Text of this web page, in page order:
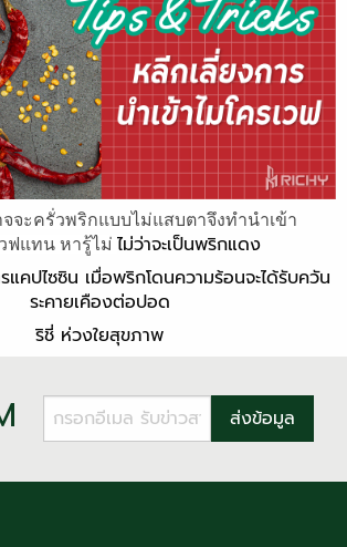
จจะครั่วพริกแบบไม่แสบตาจึงทำนำเข้า
ฟแทน หารู้ไม่ ไม่ว่าจะเป็นพริกแดง
แคปไซซิน เมื่อพริกโดนความร้อนจะได้รับควัน
ระคายเคืองต่อปอด
ริชี่ ห่วงใยสุขภาพ